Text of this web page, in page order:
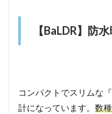
【BaLDR】防
コンパクトでスリムな
計になっています。 数